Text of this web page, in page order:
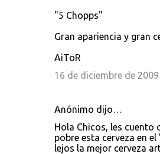
"5 Chopps"
Gran apariencia y gran
AiToR
16 de diciembre de 2009
Anónimo dijo…
Hola Chicos, les cuento
pobre esta cerveza en
lejos la mejor cerveza